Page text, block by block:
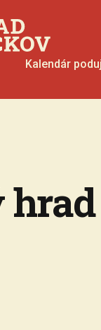
Kalendár
hrad